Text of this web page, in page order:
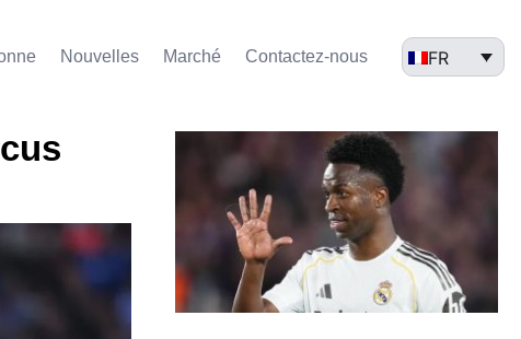
Nouvelles Marché​ Contactez-nous FR